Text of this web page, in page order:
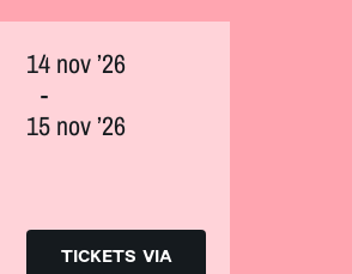
14 nov ’26
-
15 nov ’26
TICKETS VIA